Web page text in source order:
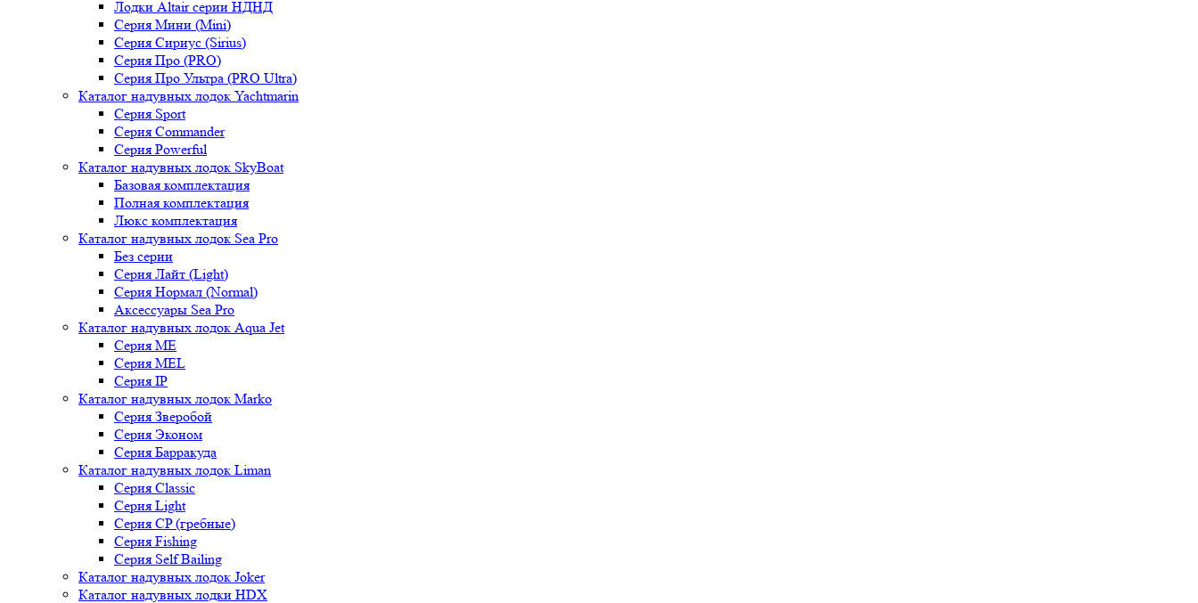
Лодки Altair серии НДНД
Серия Мини (Mini)
Серия Сириус (Sirius)
Серия Про (PRO)
Серия Про Ультра (PRO Ultra)
Каталог надувных лодок Yachtmarin
Серия Sport
Серия Commander
Серия Powerful
Каталог надувных лодок SkyBoat
Базовая комплектация
Полная комплектация
Люкс комплектация
Каталог надувных лодок Sea Pro
Без серии
Серия Лайт (Light)
Серия Нормал (Normal)
Аксессуары Sea Pro
Каталог надувных лодок Aqua Jet
Серия ME
Серия MEL
Серия IP
Каталог надувных лодок Marko
Серия Зверобой
Серия Эконом
Серия Барракуда
Каталог надувных лодок Liman
Серия Classic
Серия Light
Серия CP (гребные)
Серия Fishing
Серия Self Bailing
Каталог надувных лодок Joker
Каталог надувных лодки HDX